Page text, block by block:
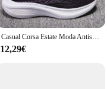
Casual Corsa Estate Moda Antiscivolo Escursionismo Mesh Traspirabilità Scarpe da ginnastica Tennis Donna Tendenza 2024 Donna Sneakers Coppia
12,29€